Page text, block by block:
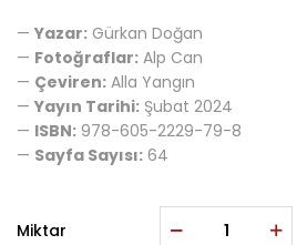
— Yazar: Gürkan Doğan
— Fotoğraflar: Alp Can
— Çeviren: Alla Yangın
— Yayın Tarihi: Şubat 2024
— ISBN: 978-605-2229-79-8
— Sayfa Sayısı: 64
Miktar